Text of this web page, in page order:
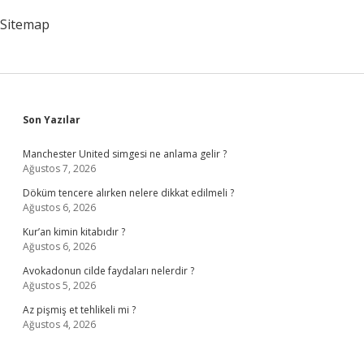
Sitemap
Sidebar
Son Yazılar
Manchester United simgesi ne anlama gelir ?
Ağustos 7, 2026
Döküm tencere alırken nelere dikkat edilmeli ?
Ağustos 6, 2026
Kur’an kimin kitabıdır ?
Ağustos 6, 2026
Avokadonun cilde faydaları nelerdir ?
Ağustos 5, 2026
Az pişmiş et tehlikeli mi ?
Ağustos 4, 2026